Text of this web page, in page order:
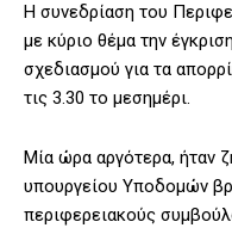
Η συνεδρίαση του
με κύριο θέμα την
σχεδιασμού για τα
τις 3.30 το μεσημέρι.
Μία ώρα αργότερα, ήταν
υπουργείου Υποδομών
περιφερειακούς